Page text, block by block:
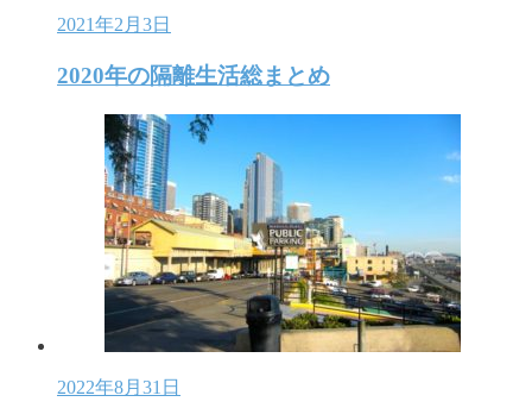
2021年2月3日
2020年の隔離生活総まとめ
2022年8月31日